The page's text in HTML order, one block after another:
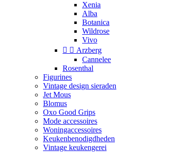
Xenia
Alba
Botanica
Wildrose
Vivo
  Arzberg
Cannelee
Rosenthal
Figurines
Vintage design sieraden
Jet Mous
Blomus
Oxo Good Grips
Mode accessoires
Woningaccessoires
Keukenbenodigdheden
Vintage keukengerei